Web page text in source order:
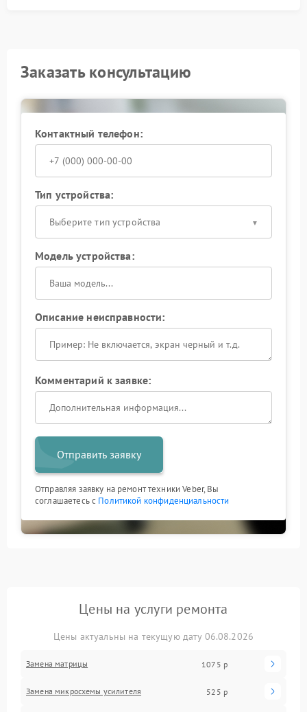
Заказать консультацию
Контактный телефон:
Тип устройства:
Выберите тип устройства
Модель устройства:
Описание неисправности:
Комментарий к заявке:
Отправить заявку
Отправляя заявку на ремонт техники Veber, Вы
соглашаетесь с Политикой конфиденциальности
Цены на услуги ремонта
Цены актуальны на текущую дату 06.08.2026
Замена матрицы 1075 р
Замена микросхемы усилителя 525 р